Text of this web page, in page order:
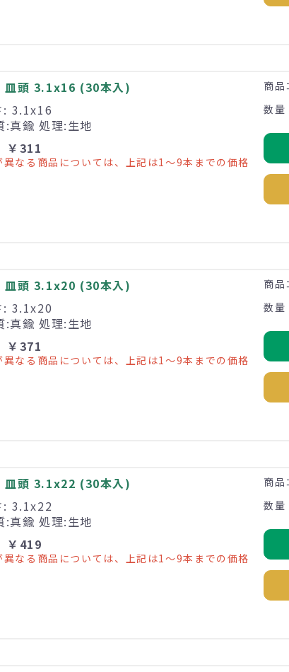
皿頭 3.1x16 (30本入)
: 3.1x16
真鍮 処理:生地
￥311
なる商品については、上記は1～9本までの価格
商
数量
皿頭 3.1x20 (30本入)
: 3.1x20
真鍮 処理:生地
￥371
なる商品については、上記は1～9本までの価格
商
数量
皿頭 3.1x22 (30本入)
: 3.1x22
真鍮 処理:生地
￥419
なる商品については、上記は1～9本までの価格
商
数量